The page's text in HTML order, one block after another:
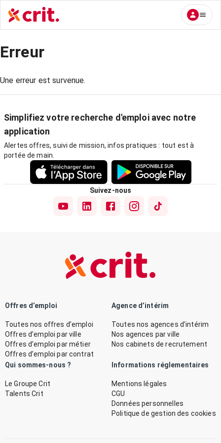
Erreur
Une erreur est survenue.
Simplifiez votre recherche d'emploi avec notre
application
Alertes offres, suivi de mission, infos pratiques : tout est à
portée de main.
Suivez-nous
Offres d’emploi
Toutes nos offres d’emploi
Offres d’emploi par ville
Offres d’emploi par métier
Offres d’emploi par contrat
Agence d’intérim
Toutes nos agences d’intérim
Nos agences par ville
Nos cabinets de recrutement
Qui sommes-nous ?
Le Groupe Crit
Talents Crit
Informations réglementaires
Mentions légales
CGU
Données personnelles
Politique de gestion des cookies